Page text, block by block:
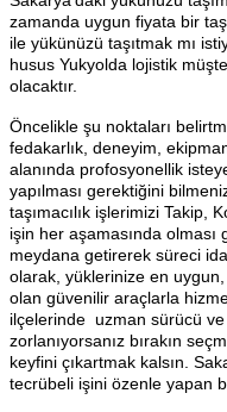
zamanda uygun fiyata bir
ile yükünüzü taşıtmak mı
husus Yukyolda lojistik
olacaktır.
Öncelikle şu noktaları
fedakarlık, deneyim,
alanında profosyonellik
yapılması gerektiğini
taşımacılık işlerimizi Takip,
işin her aşamasında
meydana getirerek süreci
olarak, yüklerinize en
olan güvenilir araçlarla
ilçelerinde uzman sürücü
zorlanıyorsanız bırakın
keyfini çıkartmak kalsın.
tecrübeli işini özenle yapan